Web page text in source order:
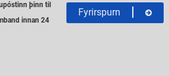
þinn til
innan 24
Fyrirspurn